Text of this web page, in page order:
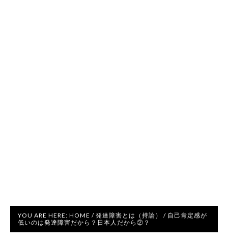
YOU ARE HERE: HOME / 発達障害とは（持論） / 自己肯定感が
低いのは発達障害だから？日本人だから②？